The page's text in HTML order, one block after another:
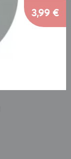
3,99 €